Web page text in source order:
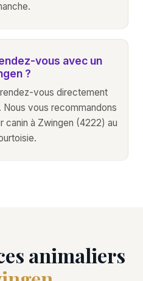
vous avec un
?
vous directement
vous recommandons
à Zwingen (4222) au
animaliers